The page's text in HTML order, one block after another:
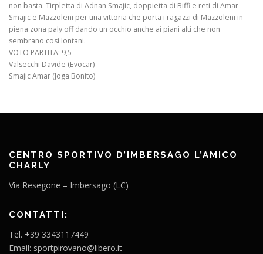
non basta. Tirpletta di Adnan Smajic, doppietta di Biffi e reti di Amar
Smajic e Mazzoleni per una vittoria che porta i ragazzi di Mazzoleni in
piena zona paly off dando un occhio anche ai piani alti che non
sembrano così lontani.
VOTO PARTITA: 9,5
Valsecchi Davide (Evocar)
Smajic Amar (Joga Bonito)
CENTRO SPORTIVO D’IMBERSAGO L’AMICO
CHARLY
Via Resegone – Imbersago (LC)
CONTATTI:
Tel. +39 3343117449
Email: sportpirovano@libero.it